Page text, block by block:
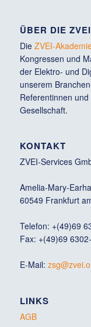
ÜBER DIE
Die ZVEI-
Kongressen und
der Elektro- und
unserem
Referentinnen
Gesellschaft.
KONTAKT
ZVEI-Services
Amelia-Mary-
60549 Frankfurt
Telefon: +(49)69
Fax: +(49)69
E-Mail:
LINKS
AGB